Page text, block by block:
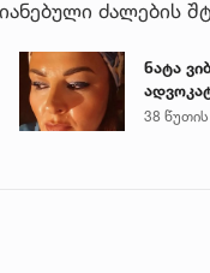
ძალების
ნატა
38 წუთის